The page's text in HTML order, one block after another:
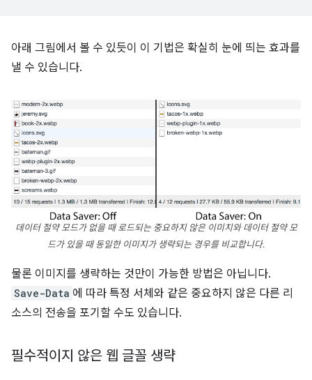
아래 그림에서 볼 수 있듯이 이 기법은 확실히 눈에 띄는 효과를
낼 수 있습니다.
데이터 절약 모드가 없을 때 로드되는 중요하지 않은 이미지와 데이터 절약 모
드가 있을 때 동일한 이미지가 생략되는 경우를 비교합니다.
물론 이미지를 생략하는 것만이 가능한 방법은 아닙니다.
Save-Data 에 따라 특정 서체와 같은 중요하지 않은 다른 리
소스의 전송을 포기할 수도 있습니다.
필수적이지 않은 웹 글꼴 생략